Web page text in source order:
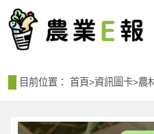
目前位置： 首頁>資訊圖卡>農